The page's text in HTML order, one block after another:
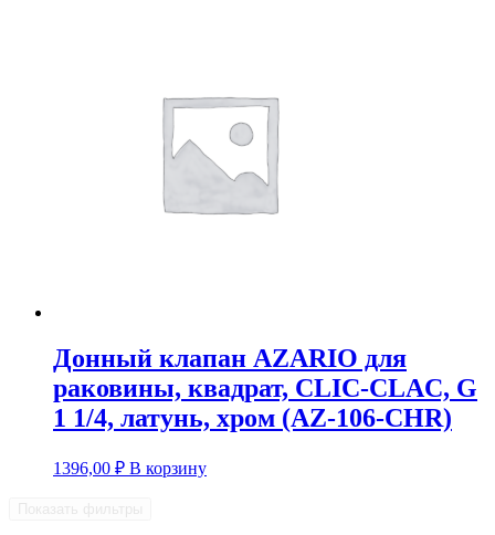
Донный клапан AZARIO для
раковины, квадрат, CLIC-CLAC, G
1 1/4, латунь, хром (AZ-106-CHR)
1396,00 ₽ В корзину